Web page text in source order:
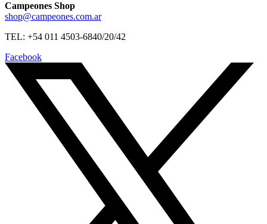
Campeones Shop
shop@campeones.com.ar
TEL: +54 011 4503-6840/20/42
Facebook